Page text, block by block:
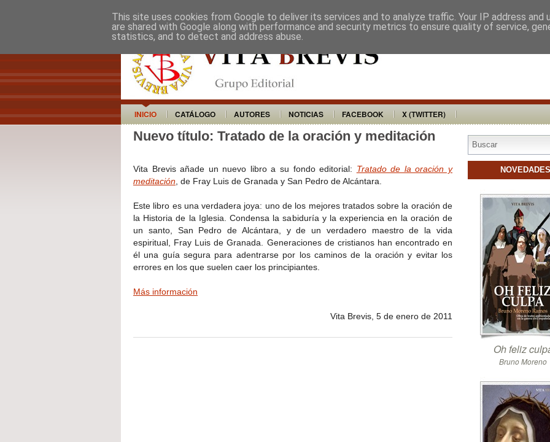
VITA BREVIS DISTRIBUIDORES
INICIO CATÁLOGO AUTORES NOTICIAS FACEBOOK X (TWITTER)
Nuevo título: Tratado de la oración y meditación
Vita Brevis añade un nuevo libro a su fondo editorial: Tratado de la oración y
meditación , de Fray Luis de Granada y San Pedro de Alcántara.
Este libro es una verdadera joya: uno de los mejores tratados sobre la oración de
la Historia de la Iglesia. Condensa la sabiduría y la experiencia en la oración de
un santo, San Pedro de Alcántara, y de un verdadero maestro de la vida
espiritual, Fray Luis de Granada. Generaciones de cristianos han encontrado en
él una guía segura para adentrarse por los caminos de la oración y evitar los
errores en los que suelen caer los principiantes.
Más información
Vita Brevis, 5 de enero de 2011
NOVEDADES
Oh feliz
Bruno Moreno
This site uses cookies from Google to deliver its services and to analyze traffic. Your IP address and
are shared with Google along with performance and security metrics to ensure quality of service,
statistics, and to detect and address abuse.